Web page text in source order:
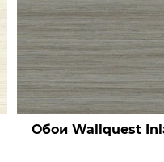
Обои Wallquest